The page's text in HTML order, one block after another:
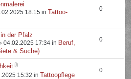
18:15 in Tattoo-
0
der Pfalz
04.02.2025 17:34 in Beruf,
& Suche)
0
15:32 in Tattoopflege
0